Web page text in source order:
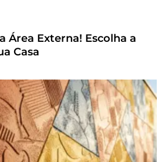
Área Externa! Escolha a
Casa